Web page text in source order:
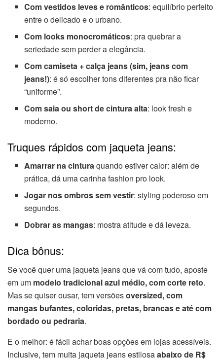
Com vestidos leves e românticos: equilíbrio perfeito
entre o delicado e o urbano.
Com looks monocromáticos: pra quebrar a
seriedade sem perder a elegância.
Com camiseta + calça jeans (sim, jeans com
jeans!): é só escolher tons diferentes pra não ficar
“uniforme”.
Com saia ou short de cintura alta: look fresh e
moderno.
Truques rápidos com jaqueta jeans:
Amarrar na cinturaquando estiver calor: além de
prática, dá uma carinha fashion pro look.
Jogar nos ombros sem vestir: styling poderoso em
segundos.
Dobrar as mangas: mostra atitude e dá leveza.
Dica bônus:
Se você quer uma jaqueta jeans que vá com tudo, aposte
em um modelo tradicional azul médio, com corte reto.
Mas se quiser ousar, tem versõesoversized, com
mangas bufantes, coloridas, pretas, brancas e até com
bordado ou pedraria.
E o melhor: é fácil achar boas opções em lojas acessíveis.
Inclusive, tem muita jaqueta jeans estilosaabaixo de R$